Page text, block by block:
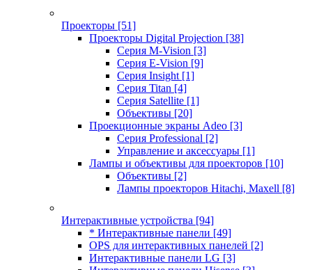
Проекторы [51]
Проекторы Digital Projection [38]
Серия M-Vision [3]
Серия E-Vision [9]
Серия Insight [1]
Серия Titan [4]
Серия Satellite [1]
Объективы [20]
Проекционные экраны Adeo [3]
Серия Professional [2]
Управление и аксессуары [1]
Лампы и объективы для проекторов [10]
Объективы [2]
Лампы проекторов Hitachi, Maxell [8]
Интерактивные устройства [94]
* Интерактивные панели [49]
OPS для интерактивных панелей [2]
Интерактивные панели LG [3]